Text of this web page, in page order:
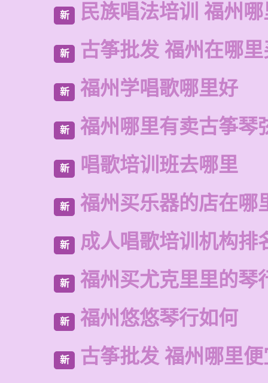
新 民族唱法培训 福州
新 古筝批发 福州在哪
新 福州学唱歌哪里好
新 福州哪里有卖古筝琴
新 唱歌培训班去哪里
新 福州买乐器的店在哪
新 成人唱歌培训机构排
新 福州买尤克里里的琴
新 福州悠悠琴行如何
新 古筝批发 福州哪里